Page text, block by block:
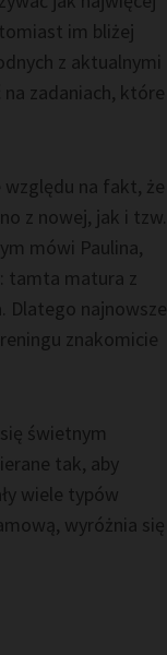
im bliżej
z aktualnymi
zadaniach, które
względu na fakt, że
z nowej, jak i tzw.
mówi Paulina,
tamta matura z
Dlatego najnowsze
znakomicie
świetnym
tak, aby
wiele typów
wyróżnia się